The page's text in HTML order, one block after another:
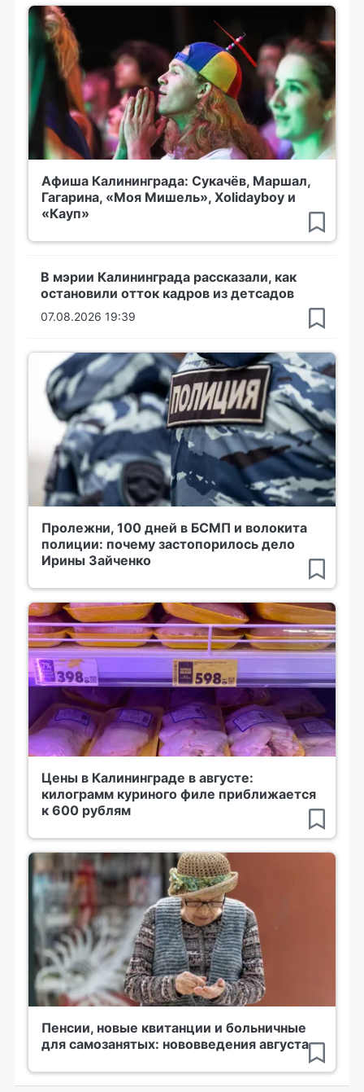
Афиша Калининграда: Сукачёв, Маршал,
Гагарина, «Моя Мишель», Xolidayboy и
«Кауп»
В мэрии Калининграда рассказали, как
остановили отток кадров из детсадов
07.08.2026 19:39
Пролежни, 100 дней в БСМП и волокита
полиции: почему застопорилось дело
Ирины Зайченко
Цены в Калининграде в августе:
килограмм куриного филе приближается
к 600 рублям
Пенсии, новые квитанции и больничные
для самозанятых: нововведения августа